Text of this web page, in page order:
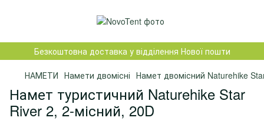
Безкоштовна доставка у відділення Нової пошти
НАМЕТИ Намети двомісні Намет двомісний Naturehike
Намет туристичний Naturehike Star
River 2, 2-місний, 20D